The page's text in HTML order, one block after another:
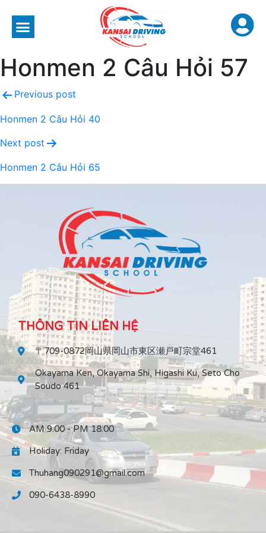
Honmen 2 Câu Hỏi 57
Previous post
Honmen 2 Câu Hỏi 40
Next post
Honmen 2 Câu Hỏi 65
THÔNG TIN LIÊN HỆ
〒709-0872岡山県岡山市東区瀬戸町宗堂461
Okayama Ken, Okayama Shi, Higashi Ku, Seto Cho
Soudo 461
AM 9:00 - PM 18:00
Holiday: Friday
Thuhang090291@gmail.com
090-6438-8990